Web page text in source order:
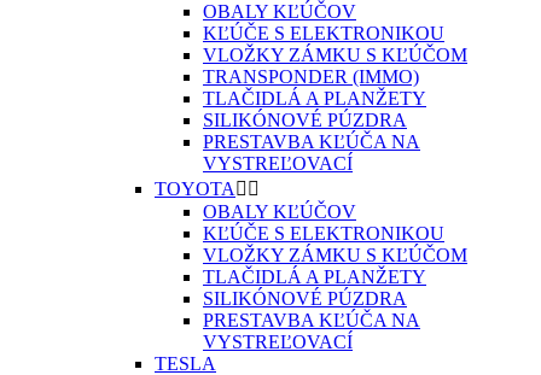
OBALY KĽÚČOV
KĽÚČE S ELEKTRONIKOU
VLOŽKY ZÁMKU S KĽÚČOM
TRANSPONDER (IMMO)
TLAČIDLÁ A PLANŽETY
SILIKÓNOVÉ PÚZDRA
PRESTAVBA KĽÚČA NA
VYSTREĽOVACÍ
TOYOTA  
OBALY KĽÚČOV
KĽÚČE S ELEKTRONIKOU
VLOŽKY ZÁMKU S KĽÚČOM
TLAČIDLÁ A PLANŽETY
SILIKÓNOVÉ PÚZDRA
PRESTAVBA KĽÚČA NA
VYSTREĽOVACÍ
TESLA